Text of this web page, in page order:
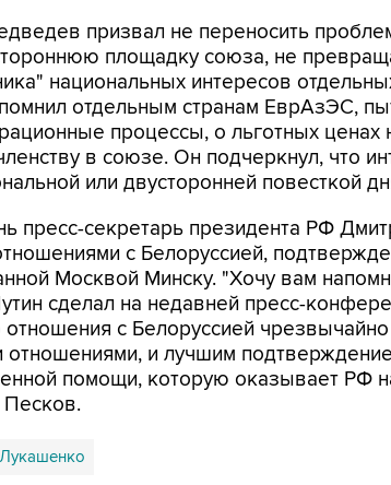
призвал не переносить
площадку союза, не
национальных интересов
отдельным странам ЕврАзЭС,
процессы, о льготных ценах
в союзе. Он подчеркнул, что
или двусторонней повесткой
пресс-секретарь президента РФ
с Белоруссией,
Москвой Минску. "Хочу вам
сделал на недавней пресс-
отношения с Белоруссией
и лучшим
помощи, которую оказывает РФ
Песков.